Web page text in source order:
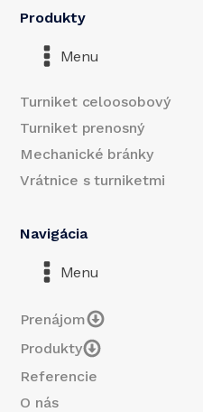
Produkty
Menu
Turniket celoosobový
Turniket prenosný
Mechanické bránky
Vrátnice s turniketmi
Navigácia
Menu
Prenájom
Produkty
Referencie
O nás